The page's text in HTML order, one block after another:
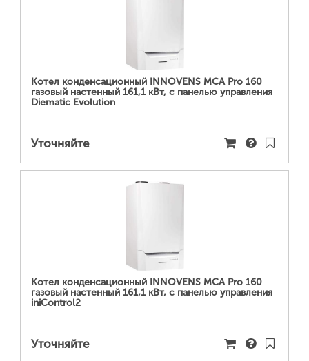
Котел конденсационный INNOVENS MCA Pro 160
газовый настенный 161,1 кВт, с панелью управления
Diematic Evolution
Уточняйте
Котел конденсационный INNOVENS MCA Pro 160
газовый настенный 161,1 кВт, с панелью управления
iniControl2
Уточняйте